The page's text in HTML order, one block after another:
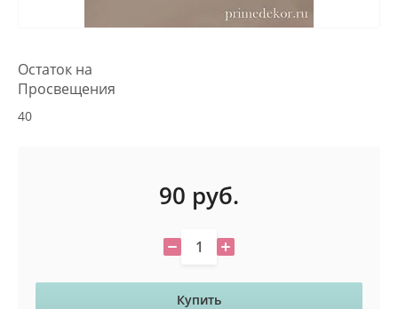
Остаток на
Просвещения
40
90 руб.
Купить